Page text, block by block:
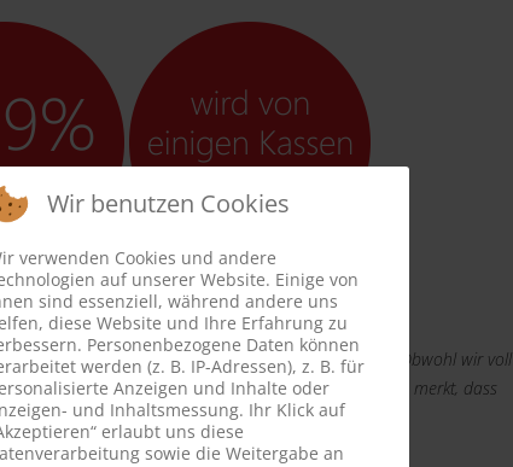
Ablauf der Matratzenreinigung bedanken. Obwohl wir voll
sehr dankbar und haben nur positiv reagiert. Man merkt, dass
Wir benutzen Cookies
verwenden Cookies und andere
auf unserer Website. Einige von
sind essenziell, während andere uns
diese Website und Ihre Erfahrung zu
Personenbezogene Daten können
werden (z. B. IP-Adressen), z. B. für
Anzeigen und Inhalte oder
und Inhaltsmessung. Ihr Klick auf
erlaubt uns diese
sowie die Weitergabe an